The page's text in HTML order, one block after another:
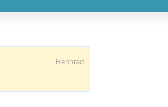
Rennrad